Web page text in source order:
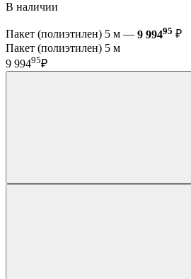
В наличии
Пакет (полиэтилен) 5 м — 9 99495 ₽
Пакет (полиэтилен) 5 м
9 99495₽